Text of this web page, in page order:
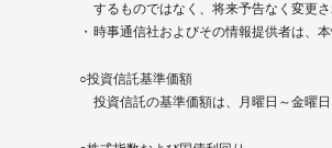
するものではなく、将来予告なく変更さ
時事通信社およびその情報提供者は、
○投資信託基準価額
投資信託の基準価額は、月曜日～金曜